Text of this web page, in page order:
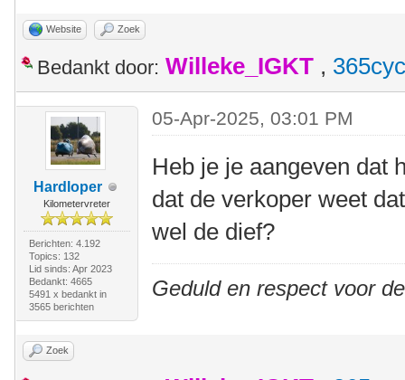
Website Zoek
Bedankt door: Willeke_IGKT ,
Hardloper
Kilometervreter
Berichten: 4.192
Topics: 132
Lid sinds: Apr 2023
Bedankt: 4665
5491 x bedankt in
3565 berichten
05-Apr-2025, 03:01 PM
Heb je je aangeven dat
dat de verkoper weet
wel de dief?
Geduld en respect voor
Zoek